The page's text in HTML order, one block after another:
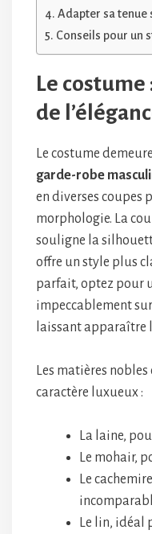
Adapter sa tenue
Conseils pour un
Le
de
Le costume
garde-robe
en diverses coupes
morphologie. La
souligne la
offre un style plus
parfait, optez pour
impeccablement
laissant apparaître
Les matières
caractère luxueux :
La laine,
Le mohair,
Le
Le lin, idéal